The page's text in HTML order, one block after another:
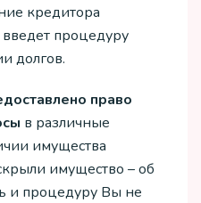
кредитора
процедуру
долгов.
право
в различные
имущества
имущество – об
и процедуру Вы не